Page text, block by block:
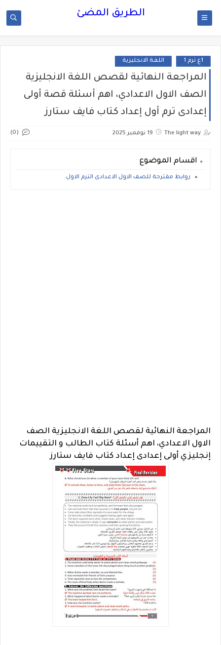
الطريق المضئ
1ع ترم 1 اللغة الانجليزية
المراجعة النهائية لقصص اللغة الانجليزية
الصف الاول الاعدادي، اهم أسئلة قصة أولى
إعدادى ترم أول إعداد كتاب فايف ستارز
The light way 19 نوفمبر 2025 (0)
اقسام الموضوع
روابط مقترحة للصف الاول الاعدادى الترم الاول.
المراجعة النهائية لقصص اللغة الانجليزية الصف
الاول الاعدادي، اهم أسئلة كتاب الطالب و التقييمات
إنجليزي أولى إعدادى إعداد كتاب فايف ستارز